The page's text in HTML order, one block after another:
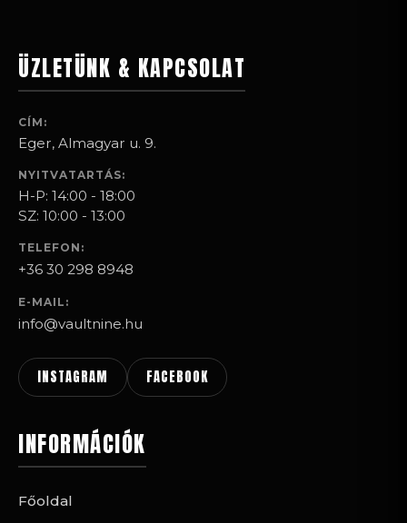
ÜZLETÜNK & KAPCSOLAT
CÍM:
Eger, Almagyar u. 9.
NYITVATARTÁS:
H-P: 14:00 - 18:00
SZ: 10:00 - 13:00
TELEFON:
+36 30 298 8948
E-MAIL:
info@vaultnine.hu
INSTAGRAM FACEBOOK
INFORMÁCIÓK
Főoldal